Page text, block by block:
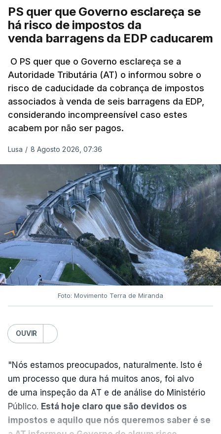
avaliação à Polícia Judiciária.
Do início da polémica com a revelação de obras a
título pessoal, numa propriedade no Alentejo, feitas
pelo mesmo empreiteiro contratado 17 vezes para
obras na Polícia Judiciária (PJ) até aos últimos dias,
em que até do Governo surgiram ordens para mais
inquéritos e averiguações aos seus mandatos à
frente da polícia criminal, Luís Neves está há
praticamente um mês sem sair do topo das
ARTIGOS RELACIONADOS
Nova polémica com Luís
Neves. Ministro nega
favorecimento a construtora
DST
7 Agosto 2026, 20:28
Diretor financeiro da PJ
nega que Construbarcelos
tenha feito obras na casa
onde vive
atualizado 7 Agosto 2026, 15:56
PS quer que Governo esclareça se
há risco de impostos da
venda barragens da EDP caducarem
O PS quer que o Governo esclareça se a
Autoridade Tributária (AT) o informou sobre o
risco de caducidade da cobrança de impostos
associados à venda de seis barragens da EDP,
considerando incompreensível caso estes
acabem por não ser pagos.
Lusa / 8 Agosto 2026, 07:36
Foto: Movimento Terra de Miranda
OUVIR
"Nós estamos preocupados, naturalmente. Isto é
um processo que dura há muitos anos, foi alvo
de uma inspeção da AT e de análise do Ministério
Público. Está hoje claro que são devidos os
impostos e aquilo que nós queremos saber é se